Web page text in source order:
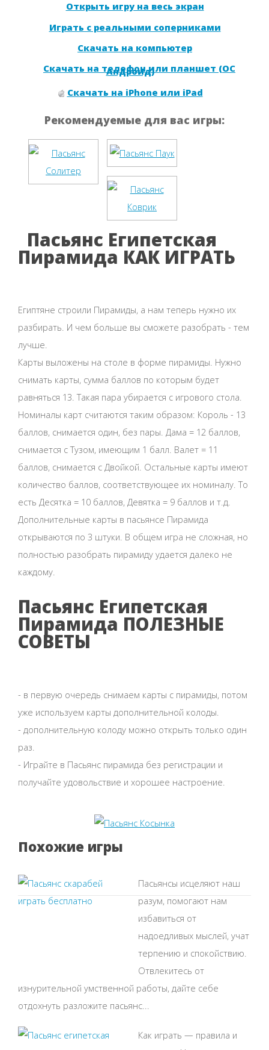
Открыть игру на весь экран
Играть с реальными соперниками
Скачать на компьютер
Скачать на телефон или планшет (ОС
Андроид)
Скачать на iPhone или iPad
Рекомендуемые для вас игры:
Пасьянс Египетская
Пирамида КАК ИГРАТЬ
Египтяне строили Пирамиды, а нам теперь нужно их
разбирать. И чем больше вы сможете разобрать - тем
лучше.
Карты выложены на столе в форме пирамиды. Нужно
снимать карты, сумма баллов по которым будет
равняться 13. Такая пара убирается с игрового стола.
Номиналы карт считаются таким образом: Король - 13
баллов, снимается один, без пары. Дама = 12 баллов,
снимается с Тузом, имеющим 1 балл. Валет = 11
баллов, снимается с Двойкой. Остальные карты имеют
количество баллов, соответствующее их номиналу. То
есть Десятка = 10 баллов, Девятка = 9 баллов и т.д.
Дополнительные карты в пасьянсе Пирамида
открываются по 3 штуки. В общем игра не сложная, но
полностью разобрать пирамиду удается далеко не
каждому.
Пасьянс Египетская
Пирамида ПОЛЕЗНЫЕ
СОВЕТЫ
- в первую очередь снимаем карты с пирамиды, потом
уже используем карты дополнительной колоды.
- дополнительную колоду можно открыть только один
раз.
- Играйте в Пасьянс пирамида без регистрации и
получайте удовольствие и хорошее настроение.
Похожие игры
Пасьянсы исцеляют наш
разум, помогают нам
избавиться от
надоедливых мыслей, учат
терпению и спокойствию.
Отвлекитесь от
изнурительной умственной работы, дайте себе
отдохнуть разложите пасьянс...
Как играть — правила и